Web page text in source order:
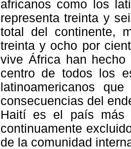
africanos como los
representa treinta y
total del continente,
treinta y ocho por
vive África han
centro de todos los
latinoamericanos
consecuencias del
Haití es el país más
continuamente
de la comunidad